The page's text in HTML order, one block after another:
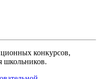
конкурсов,
школьников.